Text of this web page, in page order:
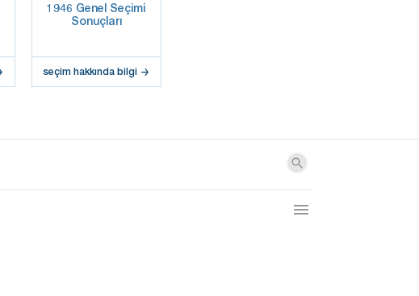
1946 Genel Seçimi
Sonuçları
seçim hakkında bilgi